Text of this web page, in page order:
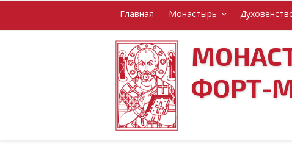
Главная Монастырь
ФОРТ-